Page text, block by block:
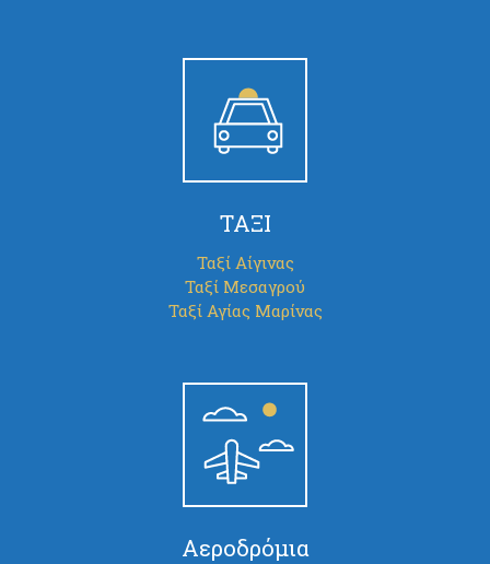
ΤΑΞΙ
Ταξί Αίγινας
Ταξί Μεσαγρού
Ταξί Αγίας Μαρίνας
Αεροδρόμια